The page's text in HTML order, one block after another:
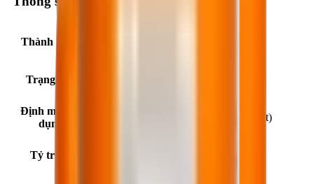
Thành phần
Trạng thái
Định mức sử
dụng
10 ÷ 20 m²/lít (tùy theo trạng thái bề mặt)
Tỷ trọng